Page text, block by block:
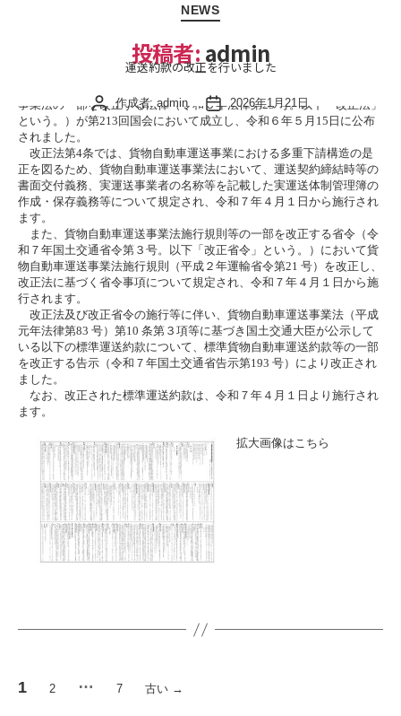
投稿者: admin
テ
ー
NEWS
運送約款の改正を行いました
投
稿
作成者: admin
投
稿
2026年1月21日
事業法の一部を改正する法律（令和６年法律第23 号。以下「改正法」
という。）が第213回国会において成立し、令和６年５月15日に公布
されました。
改正法第4条では、貨物自動車運送事業における多重下請構造の是
正を図るため、貨物自動車運送事業法において、運送契約締結時等の
書面交付義務、実運送事業者の名称等を記載した実運送体制管理簿の
作成・保存義務等について規定され、令和７年４月１日から施行され
ます。
また、貨物自動車運送事業法施行規則等の一部を改正する省令（令
和７年国土交通省令第３号。以下「改正省令」という。）において貨
物自動車運送事業法施行規則（平成２年運輸省令第21 号）を改正し、
改正法に基づく省令事項について規定され、令和７年４月１日から施
行されます。
改正法及び改正省令の施行等に伴い、貨物自動車運送事業法（平成
元年法律第83 号）第10 条第３項等に基づき国土交通大臣が公示して
いる以下の標準運送約款について、標準貨物自動車運送約款等の一部
を改正する告示（令和７年国土交通省告示第193 号）により改正され
ました。
なお、改正された標準運送約款は、令和７年４月１日より施行され
ます。
拡大画像はこちら
1 2 … 7 古い →